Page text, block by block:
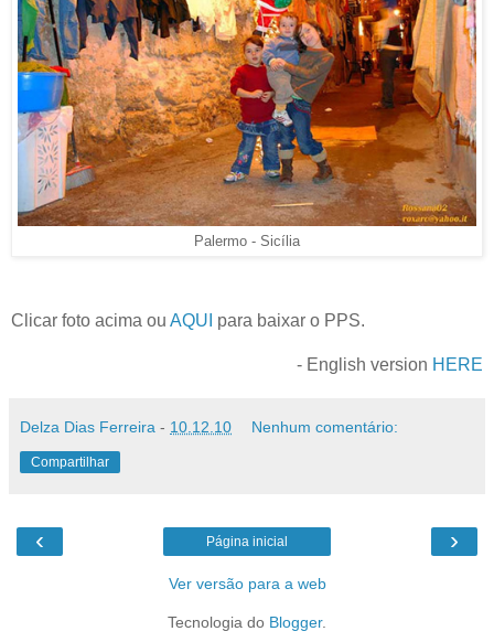
Palermo - Sicília
Clicar foto acima ou AQUI para baixar o PPS.
- English version HERE
Delza Dias Ferreira - 10.12.10 Nenhum comentário:
Compartilhar
‹ ›
Página inicial
Ver versão para a web
Tecnologia do Blogger.